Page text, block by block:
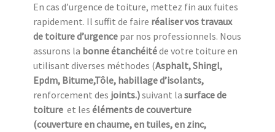
En cas d’urgence de toiture, mettez fin aux fuites
rapidement. Il suffit de faire réaliser vos travaux
de toiture d’urgence par nos professionnels. Nous
assurons la bonne étanchéitéde votre toiture en
utilisant diverses méthodes (Asphalt, Shingl,
Epdm, Bitume,Tôle, habillage d’isolants,
renforcement des joints.)suivant la surface de
toiture et les éléments de couverture
(couverture en chaume, en tuiles, en zinc,